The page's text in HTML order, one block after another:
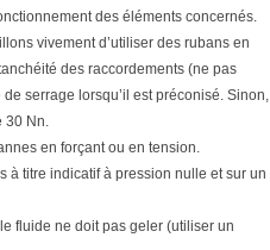
des éléments concernés.
vivement d’utiliser des rubans en
des raccordements (ne pas
serrage lorsqu’il est préconisé. Sinon,
Nn.
en forçant ou en tension.
à titre indicatif à pression nulle et sur un
fluide ne doit pas geler (utiliser un